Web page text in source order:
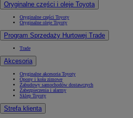
Oryginalne części i oleje Toyota
Oryginalne części Toyoty
Oryginalne oleje Toyoty
Program Sprzedaży Hurtowej Trade
Trade
Akcesoria
Oryginalne akcesoria Toyoty
Opony i koła zimowe
Zabudowy samochodów dostawczych
Zabezpieczenia i alarmy
Sklep Toyoty
Strefa klienta